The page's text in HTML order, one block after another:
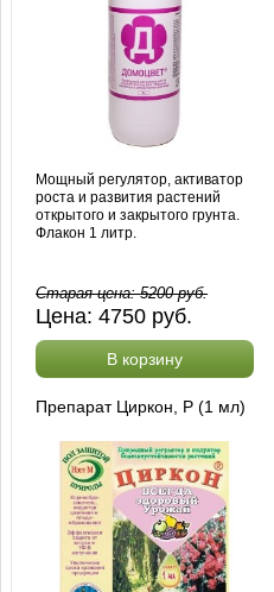
Мощный регулятор, активатор
роста и развития растений
открытого и закрытого грунта.
Флакон 1 литр.
Старая цена:5200руб.
Цена:4750 руб.
В корзину
Препарат Циркон, Р (1 мл)